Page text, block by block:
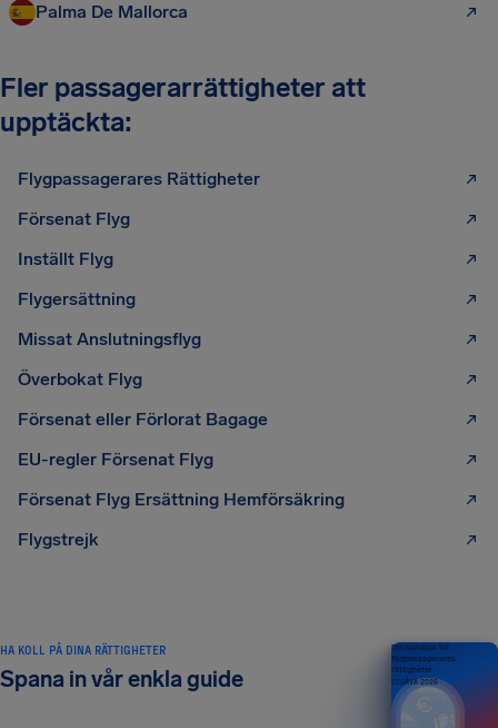
Palma De Mallorca
Fler passagerarrättigheter att
upptäckta:
Flygpassagerares Rättigheter
Försenat Flyg
Inställt Flyg
Flygersättning
Missat Anslutningsflyg
Överbokat Flyg
Försenat eller Förlorat Bagage
EU-regler Försenat Flyg
Försenat Flyg Ersättning Hemförsäkring
Flygstrejk
HA KOLL PÅ DINA RÄTTIGHETER
Spana in vår enkla guide
Din handbok till
flygpassagerares
rättigheter
UTGÅVA 2026